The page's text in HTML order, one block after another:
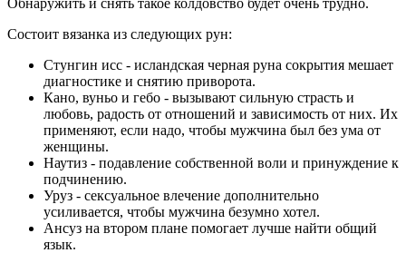
Состоит вязанка из следующих рун:
Стунгин исс - исландская черная руна сокрытия мешает
диагностике и снятию приворота.
Кано, вуньо и гебо - вызывают сильную страсть и
любовь, радость от отношений и зависимость от них. Их
применяют, если надо, чтобы мужчина был без ума от
женщины.
Наутиз - подавление собственной воли и принуждение к
подчинению.
Уруз - сексуальное влечение дополнительно
усиливается, чтобы мужчина безумно хотел.
Ансуз на втором плане помогает лучше найти общий
язык.